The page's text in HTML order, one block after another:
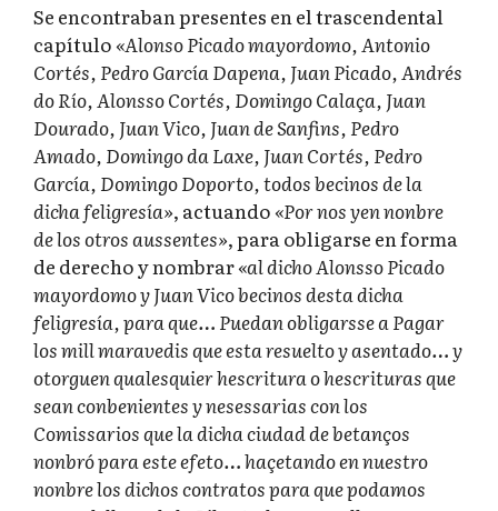
Se encontraban presentes en el trascendental
capítulo«Alonso Picado mayordomo, Antonio
Cortés, Pedro García Dapena, Juan Picado, Andrés
do Río, Alonsso Cortés, Domingo Calaça, Juan
Dourado, Juan Vico, Juan de Sanfins, Pedro
Amado, Domingo da Laxe, Juan Cortés, Pedro
García, Domingo Doporto, todos becinos de la
dicha feligresía», actuando«Por nos yen nonbre
de los otros aussentes», para obligarse en forma
de derecho y nombrar«al dicho Alonsso Picado
mayordomo y Juan Vico becinos desta dicha
feligresía, para que… Puedan obligarsse a Pagar
los mill maravedis que esta resuelto y asentado… y
otorguen qualesquier hescritura o hescrituras que
sean conbenientes y nesessarias con los
Comissarios que la dicha ciudad de betanços
nonbró para este efeto… haçetando en nuestro
nonbre los dichos contratos para que podamos